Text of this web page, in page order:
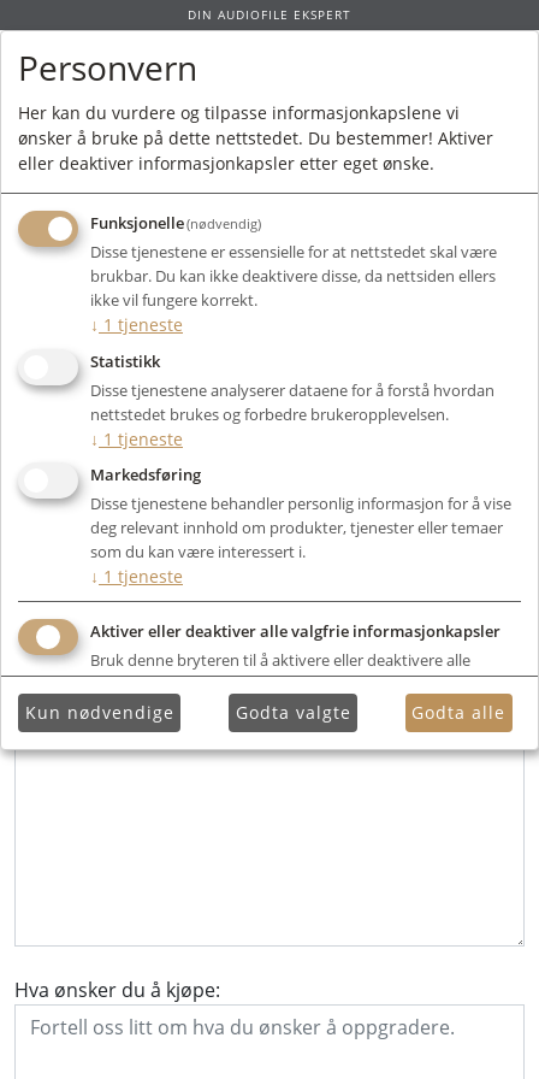
DIN AUDIOFILE EKSPERT
Forside / Inspectionrequest / TradeIn
INNBYTTE
Ta kontakt om du ønsker å vite mer om et spesielt produkt
eller ønsker å bestille noe fra vårt sortiment. Vi svarer deg så
Navn:
Hva ønsker du å levere i innbytte:
Hva ønsker du å kjøpe:
Personvern
Her kan du vurdere og tilpasse informasjonkapslene vi
ønsker å bruke på dette nettstedet. Du bestemmer! Aktiver
eller deaktiver informasjonkapsler etter eget ønske.
Funksjonelle(nødvendig)
Disse tjenestene er essensielle for at nettstedet skal være
brukbar. Du kan ikke deaktivere disse, da nettsiden ellers
ikke vil fungere korrekt.
↓ 1 tjeneste
Statistikk
Disse tjenestene analyserer dataene for å forstå hvordan
nettstedet brukes og forbedre brukeropplevelsen.
↓ 1 tjeneste
Markedsføring
Disse tjenestene behandler personlig informasjon for å vise
deg relevant innhold om produkter, tjenester eller temaer
som du kan være interessert i.
↓ 1 tjeneste
Aktiver eller deaktiver alle valgfrie informasjonkapsler
Bruk denne bryteren til å aktivere eller deaktivere alle
Kun nødvendige Godta valgte Godta alle